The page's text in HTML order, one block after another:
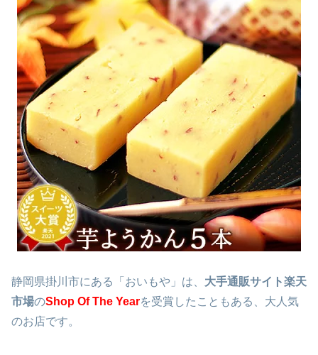
静岡県掛川市にある「おいもや」は、 大手通販サイト楽天
市場のShop Of The Yearを受賞したこともある、大人気
のお店です。